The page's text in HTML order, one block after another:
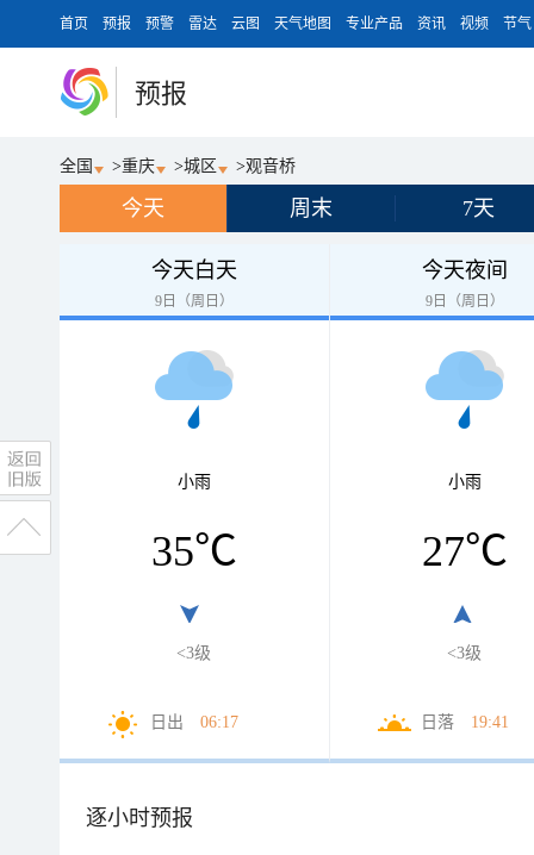
首页 预报 预警 雷达 云图 天气地图 专业产品 资讯 视频 节气
预报
全国 >重庆 >城区 >观音桥
今天 周末 7天
今天白天
9日（周日）
小雨
35℃
<3级
日出 06:17
今天夜间
9日（周日）
小雨
27℃
<3级
日落 19:41
逐小时预报